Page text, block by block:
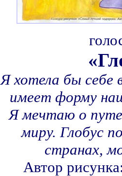
Я хотела бы себе
имеет форму
Я мечтаю о
миру. Глобус
странах,
Автор